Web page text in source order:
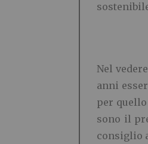
Nel
anni
per
sono il
consiglio